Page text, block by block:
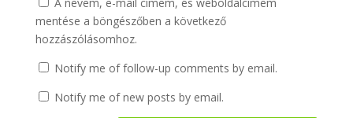
mentése a böngészőben a következő
hozzászólásomhoz.
Notify me of follow-up comments by email.
Notify me of new posts by email.